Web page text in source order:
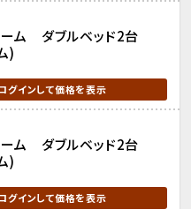
ーム ダブルベッド2台
)
グインして価格を表示
ーム ダブルベッド2台
)
グインして価格を表示